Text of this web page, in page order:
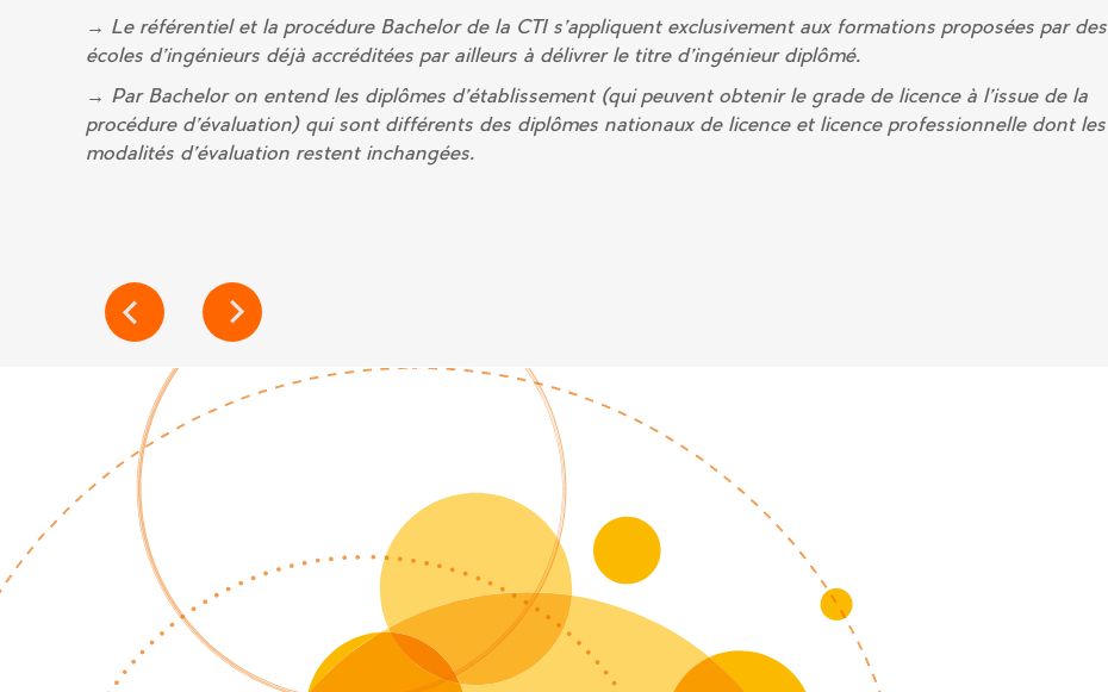
→ Le référentiel et la procédure Bachelor de la CTI s’appliquent exclusivement aux formations proposées par des
écoles d’ingénieurs déjà accréditées par ailleurs à délivrer le titre d’ingénieur diplômé.
→ Par Bachelor on entend les diplômes d’établissement (qui peuvent obtenir le grade de licence à l’issue de la
procédure d’évaluation) qui sont différents des diplômes nationaux de licence et licence professionnelle dont les
modalités d’évaluation restent inchangées.
NAVIGATION
DE
L’ARTICLE